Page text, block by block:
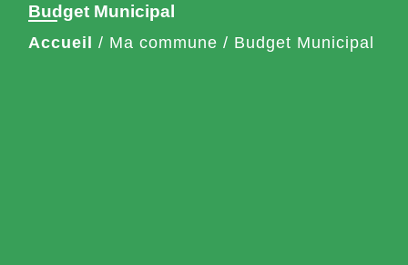
Budget Municipal
Accueil / Ma commune / Budget Municipal